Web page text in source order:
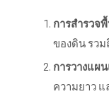
การสำรวจ
ของดิน รวม
การวางแผ
ความยาว